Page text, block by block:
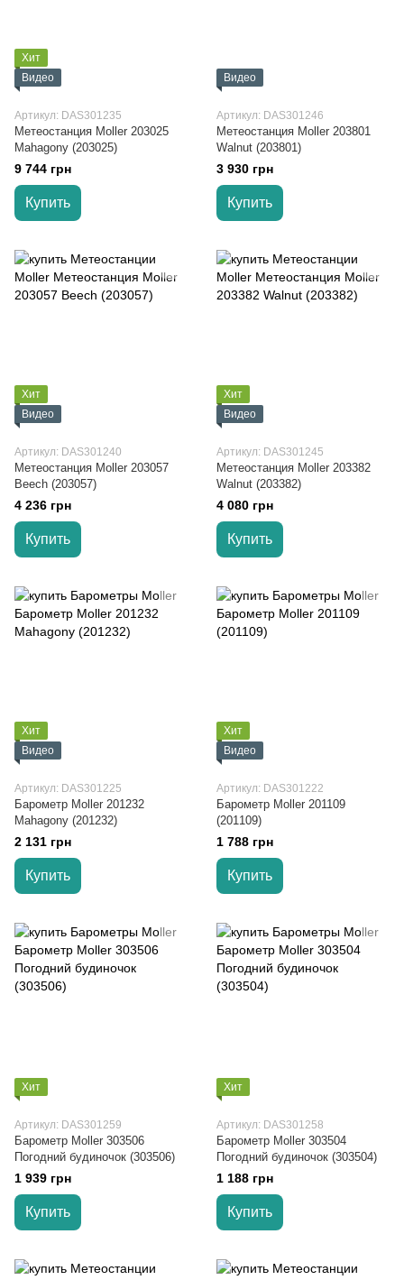
Хит
Видео
Артикул: DAS301235
Метеостанция Moller 203025
Mahagony (203025)
9 744 грн
Купить
Видео
Артикул: DAS301246
Метеостанция Moller 203801
Walnut (203801)
3 930 грн
Купить
Хит
Видео
Артикул: DAS301240
Метеостанция Moller 203057
Beech (203057)
4 236 грн
Купить
Хит
Видео
Артикул: DAS301245
Метеостанция Moller 203382
Walnut (203382)
4 080 грн
Купить
Хит
Видео
Артикул: DAS301225
Барометр Moller 201232
Mahagony (201232)
2 131 грн
Купить
Хит
Видео
Артикул: DAS301222
Барометр Moller 201109
(201109)
1 788 грн
Купить
Хит
Артикул: DAS301259
Барометр Moller 303506
Погодний будиночок (303506)
1 939 грн
Купить
Хит
Артикул: DAS301258
Барометр Moller 303504
Погодний будиночок (303504)
1 188 грн
Купить